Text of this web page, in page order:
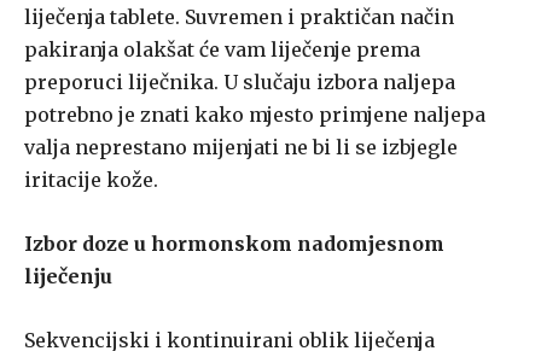
liječenja tablete. Suvremen i praktičan način
pakiranja olakšat će vam liječenje prema
preporuci liječnika. U slučaju izbora naljepa
potrebno je znati kako mjesto primjene naljepa
valja neprestano mijenjati ne bi li se izbjegle
iritacije kože.
Izbor doze u hormonskom nadomjesnom
liječenju
Sekvencijski i kontinuirani oblik liječenja